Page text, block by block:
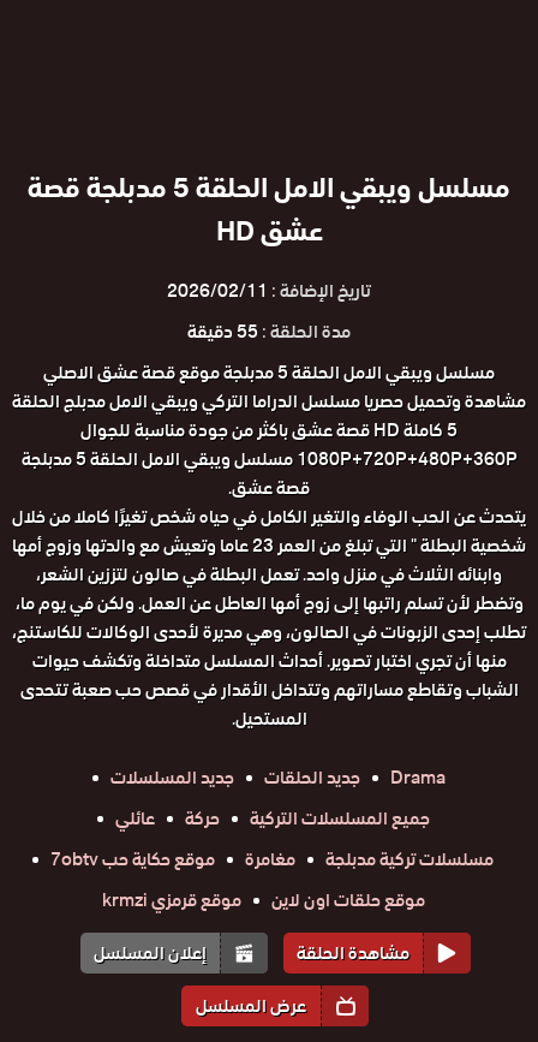
مسلسل ويبقي الامل الحلقة 5 مدبلجة قصة
عشق HD
تاريخ الإضافة : 2026/02/11
مدة الحلقة :55 دقيقة
مسلسل ويبقي الامل الحلقة 5 مدبلجة موقع قصة عشق الاصلي
مشاهدة وتحميل حصريا مسلسل الدراما التركي ويبقي الامل مدبلج الحلقة
5 كاملة HD قصة عشق باكثر من جودة مناسبة للجوال
1080P+720P+480P+360P مسلسل ويبقي الامل الحلقة 5 مدبلجة
قصة عشق.
يتحدث عن الحب الوفاء والتغير الكامل في حياه شخص تغيرًا كاملا من خلال
شخصية البطلة " التي تبلغ من العمر 23 عاما وتعيش مع والدتها وزوج أمها
وابنائه الثلاث في منزل واحد. تعمل البطلة في صالون لتززين الشعر،
وتضطر لأن تسلم راتبها إلى زوج أمها العاطل عن العمل. ولكن في يوم ما،
تطلب إحدى الزبونات في الصالون، وهي مديرة لأحدى الوكالات للكاستنج،
منها أن تجري اختبار تصوير. أحداث المسلسل متداخلة وتكشف حيوات
الشباب وتقاطع مساراتهم وتتداخل الأقدار في قصص حب صعبة تتحدى
المستحيل.
Drama
جديد الحلقات
جديد المسلسلات
جميع المسلسلات التركية
حركة
عائلي
مسلسلات تركية مدبلجة
مغامرة
موقع حكاية حب 7obtv
موقع حلقات اون لاين
موقع قرمزي krmzi
مشاهدة الحلقة
إعلان المسلسل
عرض المسلسل